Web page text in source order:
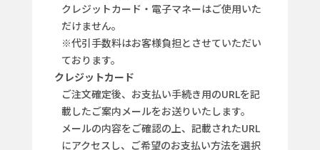
クレジットカード・電子マネーはご使用いた
だけません。
※代引手数料はお客様負担とさせていただい
ております。
クレジットカード
ご注文確定後、お支払い手続き用のURLを記
載したご案内メールをお送りいたします。
メールの内容をご確認の上、記載されたURL
にアクセスし、ご希望のお支払い方法を選択